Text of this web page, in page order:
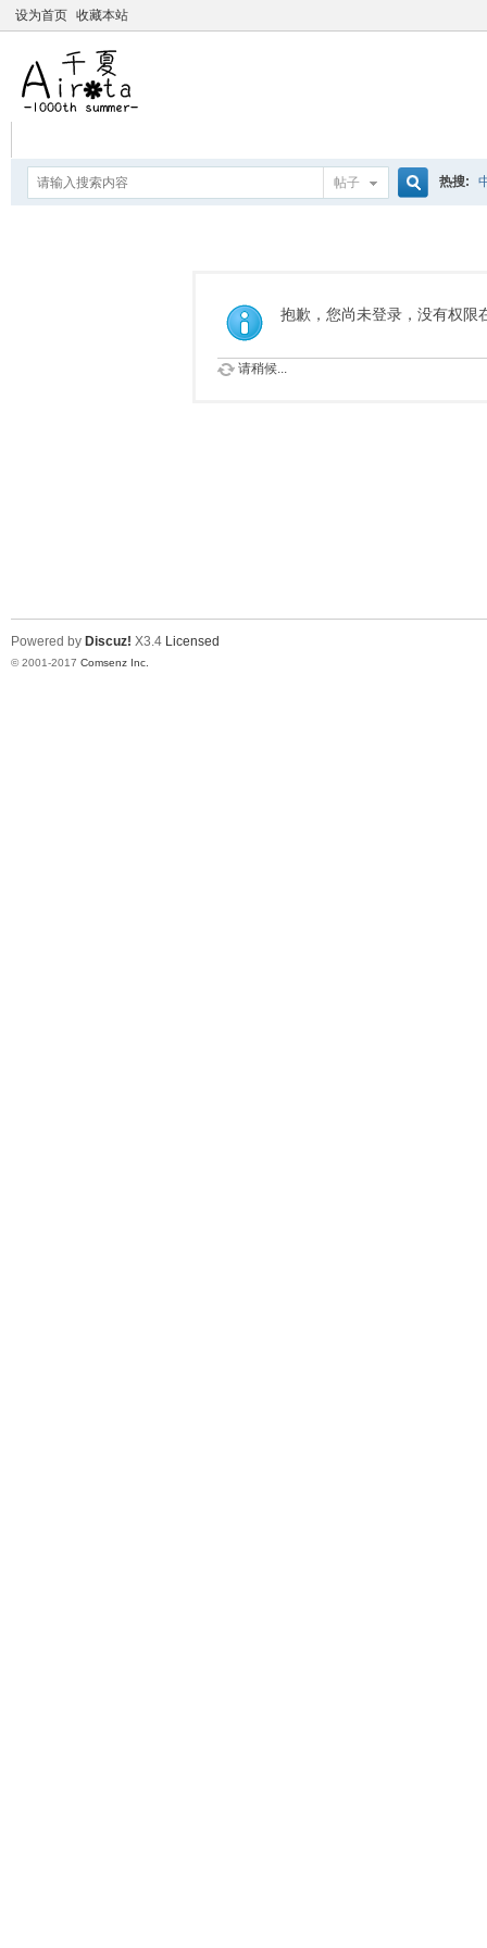
设为首页 收藏本站
帖子
索
热搜:
抱歉，您尚未登录，没有权限
请稍候...
Powered by Discuz! X3.4 Licensed
© 2001-2017 Comsenz Inc.